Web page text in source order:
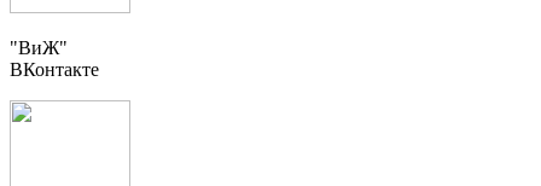
"ВиЖ"
ВКонтакте